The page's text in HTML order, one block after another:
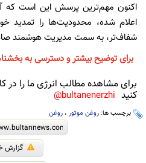
اکنون مهم‌ترین پرسش این است که
اعلام شده، محدودیت‌ها را تمدید
شفاف‌تر، به سمت مدیریت هوشمند
برای توضیح بیشتر و دسترسی به
برای مشاهده مطالب انرژی ما را در
کنید bultanenerzhi@
برچسب ها: روغن موتور ، روغن
گزارش